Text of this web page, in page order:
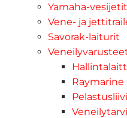
Yamaha-vesijetit
Vene- ja
Savorak-laiturit
Raymarine